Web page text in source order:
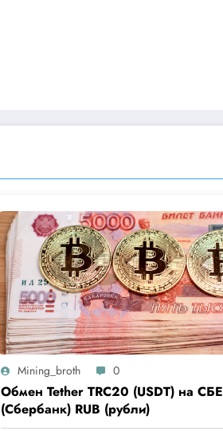
Mining_broth 0
Обмен Tether TRC20 (USDT) на
(Сбербанк) RUB (рубли)